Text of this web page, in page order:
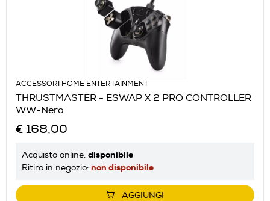
ACCESSORI HOME ENTERTAINMENT
THRUSTMASTER - ESWAP X 2 PRO CONTROLLER
WW-Nero
€ 168,00
Acquisto online: disponibile
Ritiro in negozio: non disponibile
AGGIUNGI